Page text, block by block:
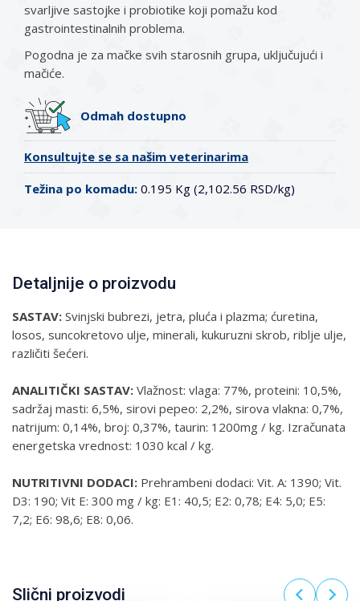
svarljive sastojke i probiotike koji pomažu kod
gastrointestinalnih problema.
Pogodna je za mačke svih starosnih grupa, uključujući i
mačiće.
Odmah dostupno
Konsultujte se sa našim veterinarima
Težina po komadu: 0.195 Kg (2,102.56 RSD/kg)
Detaljnije o proizvodu
SASTAV: Svinjski bubrezi, jetra, pluća i plazma; ćuretina,
losos, suncokretovo ulje, minerali, kukuruzni skrob, riblje ulje,
različiti šećeri.
ANALITIČKI SASTAV: Vlažnost: vlaga: 77%, proteini: 10,5%,
sadržaj masti: 6,5%, sirovi pepeo: 2,2%, sirova vlakna: 0,7%,
natrijum: 0,14%, broj: 0,37%, taurin: 1200mg / kg. Izračunata
energetska vrednost: 1030 kcal / kg.
NUTRITIVNI DODACI: Prehrambeni dodaci: Vit. A: 1390; Vit.
D3: 190; Vit E: 300 mg / kg: E1: 40,5; E2: 0,78; E4: 5,0; E5:
7,2; E6: 98,6; E8: 0,06.
Slični proizvodi